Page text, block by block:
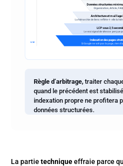
Données structurées
Organization, Article,
Architecture et maillage
La hiérarchie de liens reflète-t-elle la
LCP sous 2,5
Le vrai signal de vitesse perçue
Indexation des pages
Si Google ne voit pas la page, rien
MAXIMUM
Règle d’arbitrage, traiter
quand le précédent est
indexation propre ne profitera
données structurées.
La partietechniqueeffraie parce